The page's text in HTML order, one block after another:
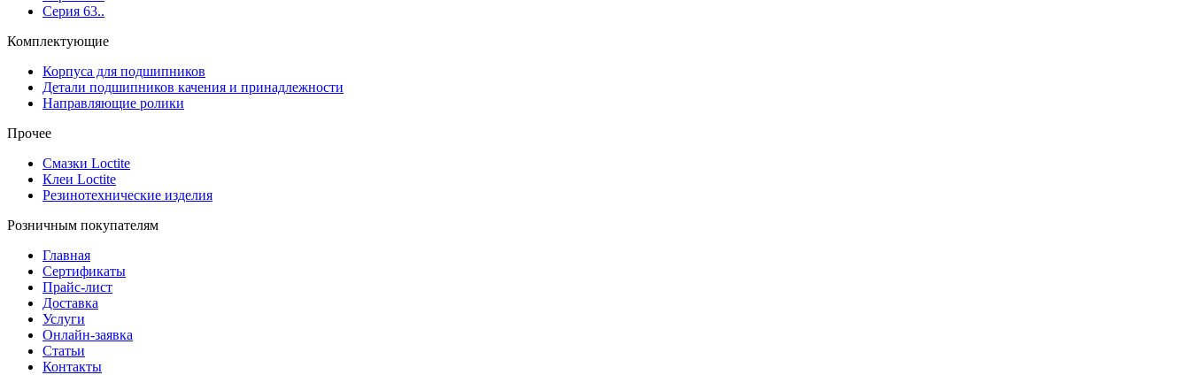
Серия 63..
Комплектующие
Корпуса для подшипников
Детали подшипников качения и принадлежности
Направляющие ролики
Прочее
Смазки Loctite
Клеи Loctite
Резинотехнические изделия
Розничным покупателям
Главная
Сертификаты
Прайс-лист
Доставка
Услуги
Онлайн-заявка
Статьи
Контакты